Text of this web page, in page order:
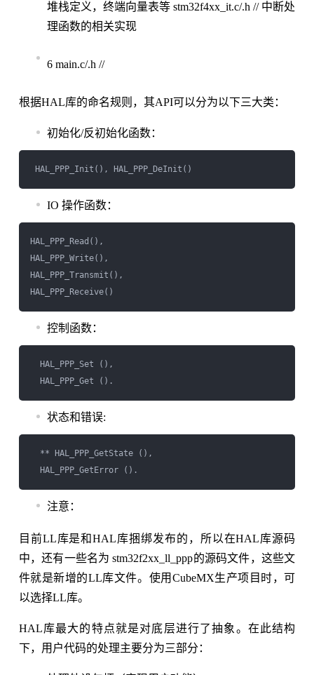
堆栈定义，终端向量表等 stm32f4xx_it.c/.h // 中断处
理函数的相关实现
6 main.c/.h //
根据HAL库的命名规则，其API可以分为以下三大类：
初始化/反初始化函数：
IO 操作函数：
HAL_PPP_Read(),
HAL_PPP_Write(),
HAL_PPP_Transmit(),
控制函数：
HAL_PPP_Set (),
状态和错误:
** HAL_PPP_GetState (),
注意：
目前LL库是和HAL库捆绑发布的，所以在HAL库源码
中，还有一些名为 stm32f2xx_ll_ppp的源码文件，这些文
件就是新增的LL库文件。使用CubeMX生产项目时，可
以选择LL库。
HAL库最大的特点就是对底层进行了抽象。在此结构
下，用户代码的处理主要分为三部分：